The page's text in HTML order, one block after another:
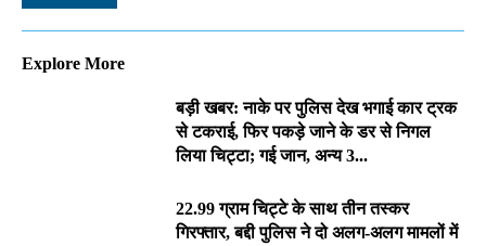
Explore More
बड़ी खबर: नाके पर पुलिस देख भगाई कार ट्रक
से टकराई, फिर पकड़े जाने के डर से निगल
लिया चिट्टा; गई जान, अन्य 3...
22.99 ग्राम चिट्टे के साथ तीन तस्कर
गिरफ्तार, बद्दी पुलिस ने दो अलग-अलग मामलों में